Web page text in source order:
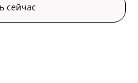
сейчас